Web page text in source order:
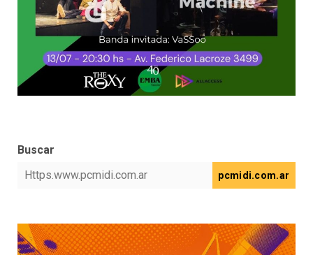
Buscar
pcmidi.com.ar